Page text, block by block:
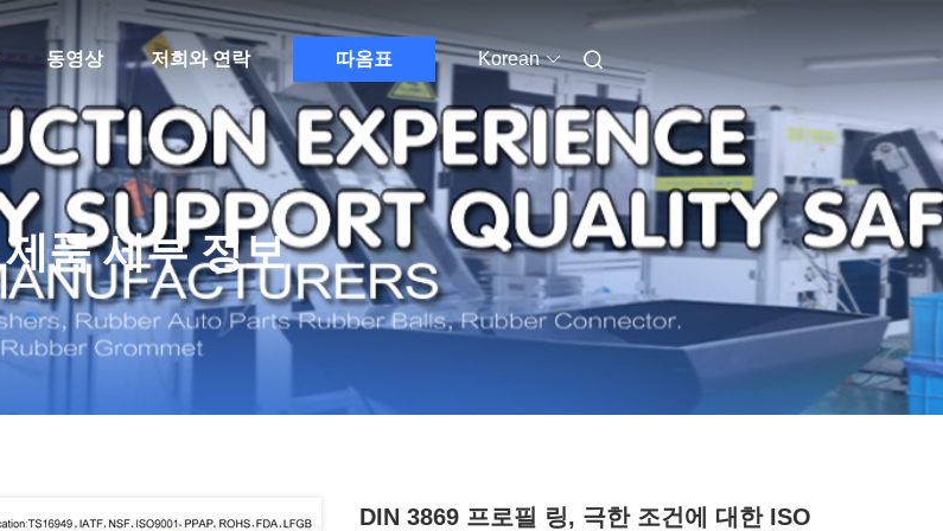
동영상 저희와 연락 따옴표 Korean
제품 세부 정보
DIN 3869 프로필 링, 극한 조건에 대한 ISO